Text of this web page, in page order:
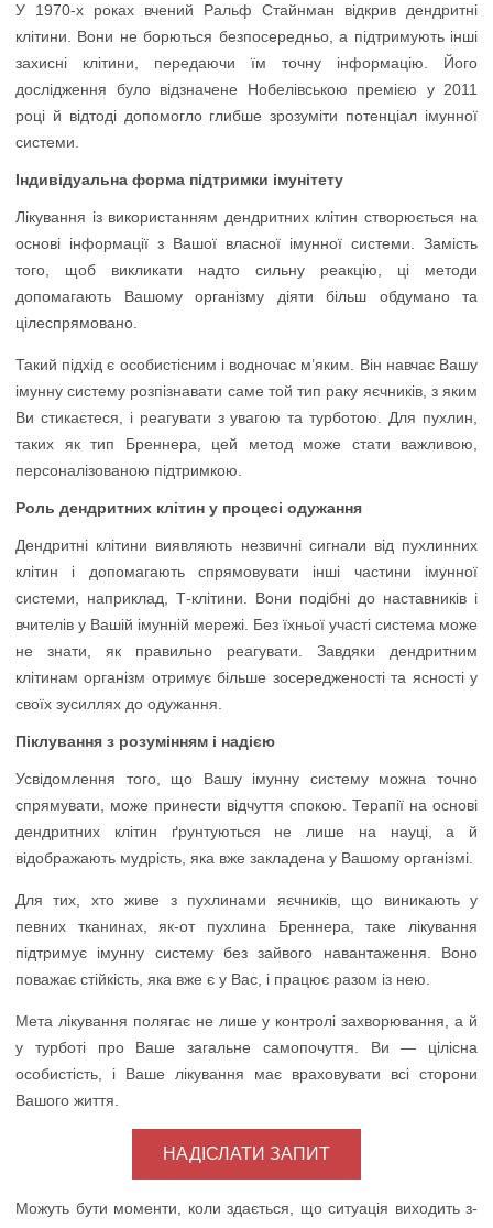
У 1970-х роках вчений Ральф Стайнман відкрив дендритні
клітини. Вони не борються безпосередньо, а підтримують інші
захисні клітини, передаючи їм точну інформацію. Його
дослідження було відзначене Нобелівською премією у 2011
році й відтоді допомогло глибше зрозуміти потенціал імунної
системи.
Індивідуальна форма підтримки імунітету
Лікування із використанням дендритних клітин створюється на
основі інформації з Вашої власної імунної системи. Замість
того, щоб викликати надто сильну реакцію, ці методи
допомагають Вашому організму діяти більш обдумано та
цілеспрямовано.
Такий підхід є особистісним і водночас м’яким. Він навчає Вашу
імунну систему розпізнавати саме той тип раку яєчників, з яким
Ви стикаєтеся, і реагувати з увагою та турботою. Для пухлин,
таких як тип Бреннера, цей метод може стати важливою,
персоналізованою підтримкою.
Роль дендритних клітин у процесі одужання
Дендритні клітини виявляють незвичні сигнали від пухлинних
клітин і допомагають спрямовувати інші частини імунної
системи, наприклад, Т-клітини. Вони подібні до наставників і
вчителів у Вашій імунній мережі. Без їхньої участі система може
не знати, як правильно реагувати. Завдяки дендритним
клітинам організм отримує більше зосередженості та ясності у
своїх зусиллях до одужання.
Піклування з розумінням і надією
Усвідомлення того, що Вашу імунну систему можна точно
спрямувати, може принести відчуття спокою. Терапії на основі
дендритних клітин ґрунтуються не лише на науці, а й
відображають мудрість, яка вже закладена у Вашому організмі.
Для тих, хто живе з пухлинами яєчників, що виникають у
певних тканинах, як-от пухлина Бреннера, таке лікування
підтримує імунну систему без зайвого навантаження. Воно
поважає стійкість, яка вже є у Вас, і працює разом із нею.
Мета лікування полягає не лише у контролі захворювання, а й
у турботі про Ваше загальне самопочуття. Ви — цілісна
особистість, і Ваше лікування має враховувати всі сторони
Вашого життя.
НАДІСЛАТИ ЗАПИТ
Можуть бути моменти, коли здається, що ситуація виходить з-